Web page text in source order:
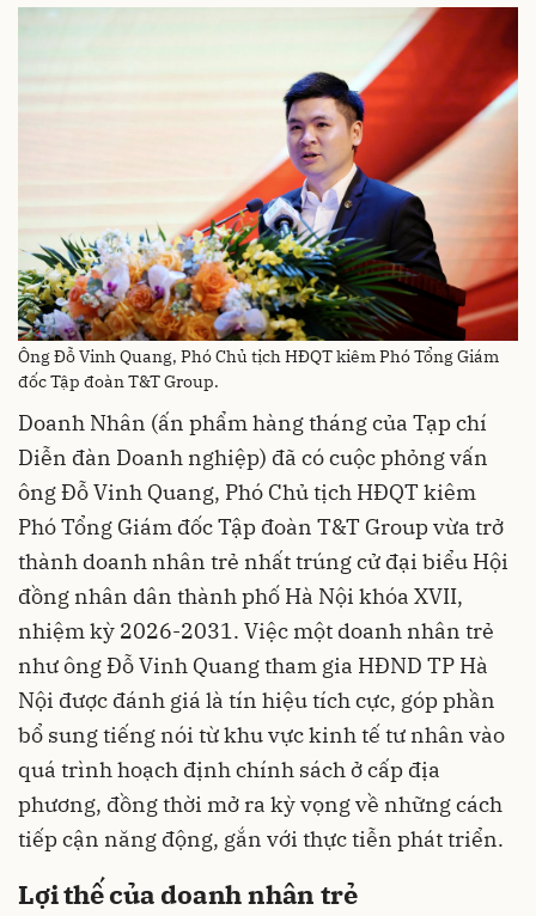
Ông Đỗ Vinh Quang, Phó Chủ tịch HĐQT kiêm Phó Tổng Giám
đốc Tập đoàn T&T Group.
Doanh Nhân (ấn phẩm hàng tháng của Tạp chí
Diễn đàn Doanh nghiệp) đã có cuộc phỏng vấn
ông Đỗ Vinh Quang, Phó Chủ tịch HĐQT kiêm
Phó Tổng Giám đốc Tập đoàn T&T Group vừa trở
thành doanh nhân trẻ nhất trúng cử đại biểu Hội
đồng nhân dân thành phố Hà Nội khóa XVII,
nhiệm kỳ 2026-2031. Việc một doanh nhân trẻ
như ông Đỗ Vinh Quang tham gia HĐND TP Hà
Nội được đánh giá là tín hiệu tích cực, góp phần
bổ sung tiếng nói từ khu vực kinh tế tư nhân vào
quá trình hoạch định chính sách ở cấp địa
phương, đồng thời mở ra kỳ vọng về những cách
tiếp cận năng động, gắn với thực tiễn phát triển.
Lợi thế của doanh nhân trẻ